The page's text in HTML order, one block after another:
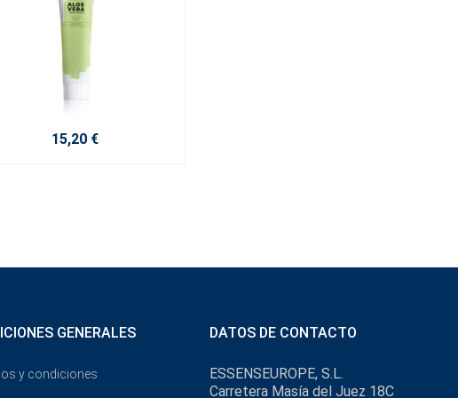
15,20 €
GENERALES
y condiciones
DATOS DE CONTACTO
ESSENSEUROPE, S.L.
Carretera Masía del Juez 18C